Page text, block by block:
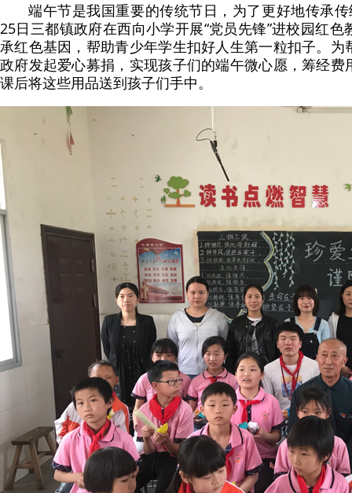
端午节是我国重要的传统节日，为了更好地传承
25日三都镇政府在西向小学开展“党员先锋”进校园红
承红色基因，帮助青少年学生扣好人生第一粒扣子。为
政府发起爱心募捐，实现孩子们的端午微心愿，筹经费
课后将这些用品送到孩子们手中。